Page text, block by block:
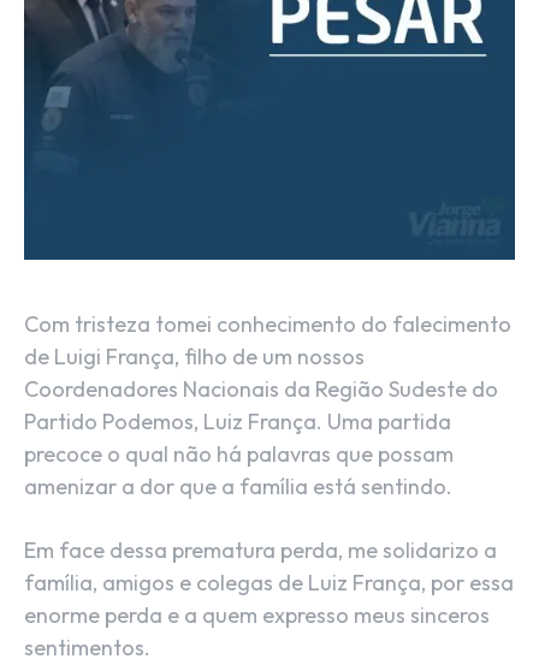
Com tristeza tomei conhecimento do falecimento
de Luigi França, filho de um nossos
Coordenadores Nacionais da Região Sudeste do
Partido Podemos, Luiz França. Uma partida
precoce o qual não há palavras que possam
amenizar a dor que a família está sentindo.
Em face dessa prematura perda, me solidarizo a
família, amigos e colegas de Luiz França, por essa
enorme perda e a quem expresso meus sinceros
sentimentos.